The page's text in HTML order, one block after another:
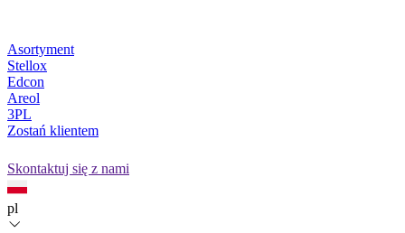
Asortyment
Stellox
Edcon
Areol
3PL
Zostań klientem
Skontaktuj się z nami
pl